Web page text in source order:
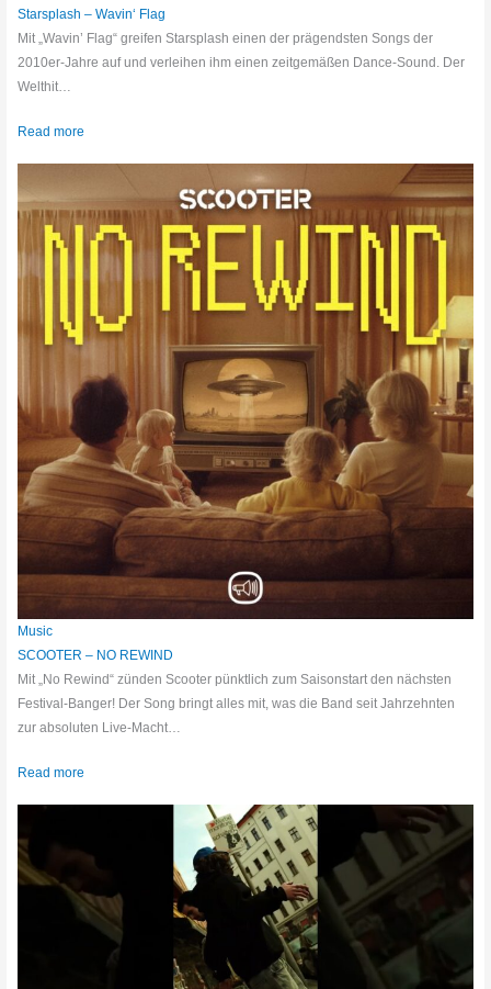
Starsplash – Wavin‘ Flag
Mit „Wavin’ Flag“ greifen Starsplash einen der prägendsten Songs der
2010er-Jahre auf und verleihen ihm einen zeitgemäßen Dance-Sound. Der
Welthit…
Read more
Music
SCOOTER – NO REWIND
Mit „No Rewind“ zünden Scooter pünktlich zum Saisonstart den nächsten
Festival-Banger! Der Song bringt alles mit, was die Band seit Jahrzehnten
zur absoluten Live-Macht…
Read more